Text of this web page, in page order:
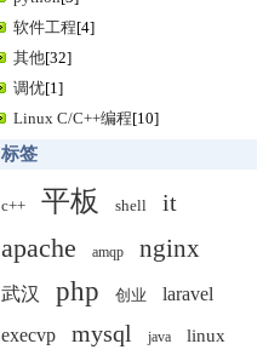
软件工程[4]
其他[32]
调优[1]
Linux C/C++编程[10]
标签
c++ 平板 shell it
apache amqp nginx
武汉 php 创业
laravel
execvp
mysql java linux